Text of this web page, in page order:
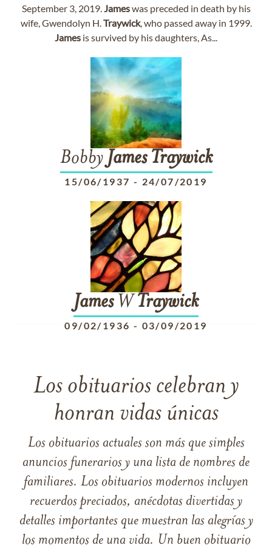
September 3, 2019.Jameswas preceded in death by his
wife, Gwendolyn H.Traywick, who passed away in 1999.
James is survived by his daughters, As...
Bobby James Traywick
15/06/1937 - 24/07/2019
JamesW Traywick
09/02/1936 - 03/09/2019
Los obituarios celebran y
honran vidas únicas
Los obituarios actuales son más que simples
anuncios funerarios y una lista de nombres de
familiares. Los obituarios modernos incluyen
recuerdos preciados, anécdotas divertidas y
detalles importantes que muestran las alegrías y
los momentos de una vida. Un buen obituario